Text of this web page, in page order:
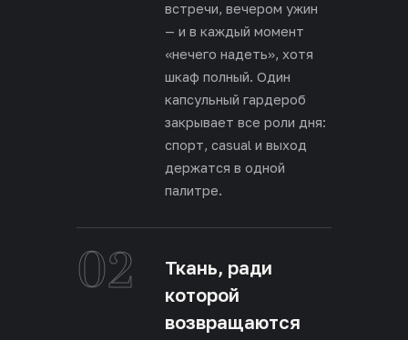
встречи, вечером ужин
— и в каждый момент
«нечего надеть», хотя
шкаф полный. Один
капсульный гардероб
закрывает все роли дня:
спорт, casual и выход
держатся в одной
палитре.
02
Ткань, ради
которой
возвращаются